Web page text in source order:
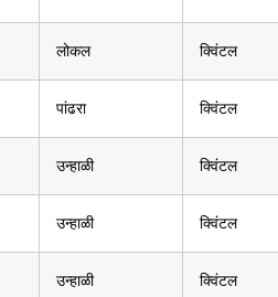
लोकल क्विंटल
पांढरा क्विंटल
उन्हाळी क्विंटल
उन्हाळी क्विंटल
उन्हाळी क्विंटल